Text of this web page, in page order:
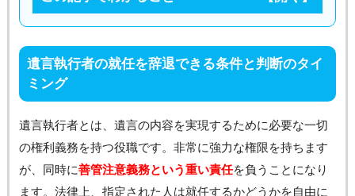
遺言執行者の就任を辞退できる条件と判断のタイ
ミング
遺言執行者とは、遺言の内容を実現するために必要な一切
の権利義務を持つ役職です。非常に強力な権限を持ちます
が、同時に善管注意義務という重い責任を負うことになり
ます。法律上、指定された人は就任するかどうかを自由に